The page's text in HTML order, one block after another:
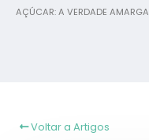
AÇÚCAR: A VERDADE AMARGA
Voltar a Artigos